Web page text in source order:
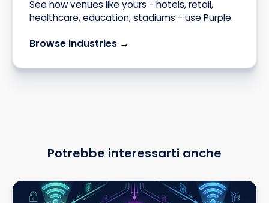
See how venues like yours - hotels, retail,
healthcare, education, stadiums - use Purple.
Browse industries →
Potrebbe interessarti anche